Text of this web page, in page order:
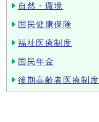
自然・環境
国民健康保険
福祉医療制度
国民年金
後期高齢者医療制度